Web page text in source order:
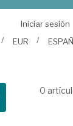
Iniciar sesión
EUR
0